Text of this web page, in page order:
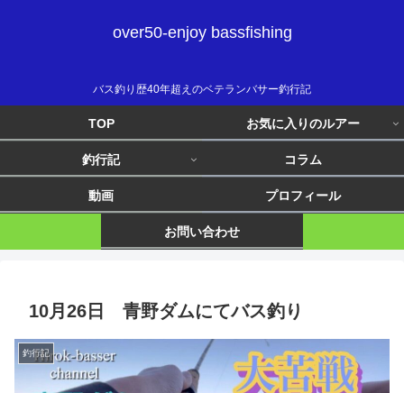
over50-enjoy bassfishing
バス釣り歴40年超えのベテランバサー釣行記
TOP お気に入りのルアー
釣行記 コラム
動画 プロフィール
お問い合わせ
10月26日 青野ダムにてバス釣り
釣行記